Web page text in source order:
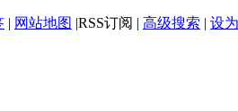
| 网站地图 |RSS订阅 | 高级搜索 | 设